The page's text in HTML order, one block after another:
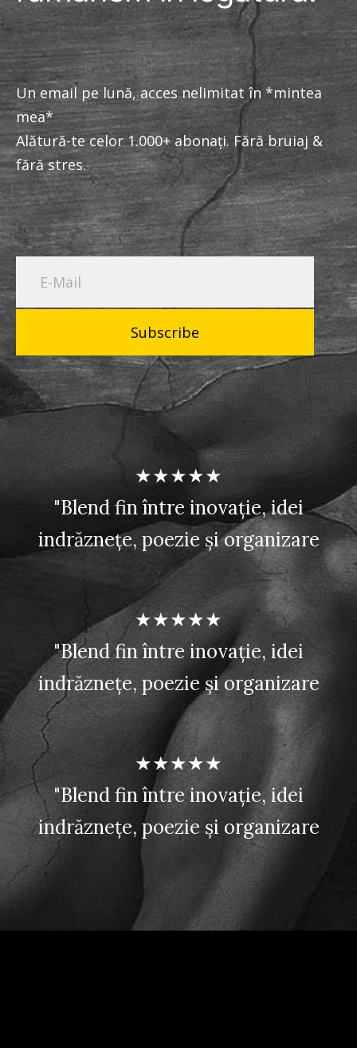
Un email pe lună, acces nelimitat în *mintea
mea*
Alătură-te celor 1.000+ abonați. Fără bruiaj &
fără stres.
Subscribe
★★★★★
"Blend fin între inovație, idei
indrăznețe, poezie și organizare
★★★★★
"Blend fin între inovație, idei
indrăznețe, poezie și organizare
★★★★★
"Blend fin între inovație, idei
indrăznețe, poezie și organizare